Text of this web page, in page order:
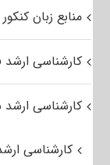
منابع زبان
کارشناسی ارشد
کارشناسی
کارشناسی